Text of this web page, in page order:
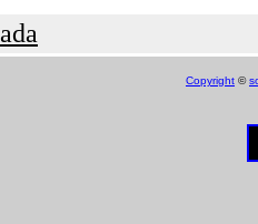
Copyright ©